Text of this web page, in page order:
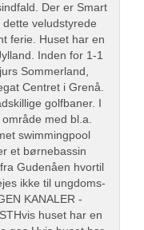
Der er Smart
veludstyrede
ferie. Huset har en
Inden for 1-1
Sommerland,
Centret i Grenå.
golfbaner. I
med bl.a.
swimmingpool
et børnebassin
Gudenåen hvortil
ikke til ungdoms-
KANALER -
huset har en